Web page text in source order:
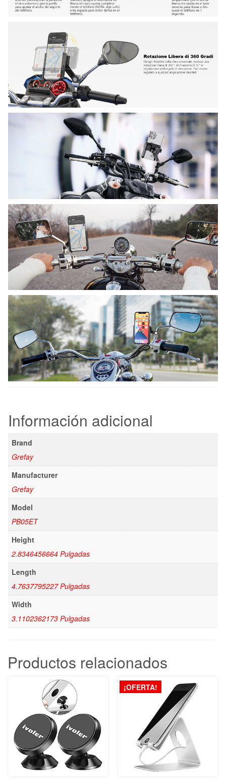
Información adicional
Brand
Grefay
Manufacturer
Grefay
Model
PB05ET
Height
2.8346456664 Pulgadas
Length
4.7637795227 Pulgadas
Width
3.1102362173 Pulgadas
Productos relacionados
¡OFERTA!